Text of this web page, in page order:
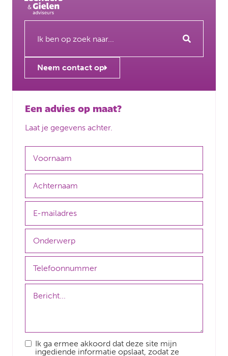
Neem contact op
Een advies op maat?
Laat je gegevens achter.
Ik ga ermee akkoord dat deze site mijn
ingediende informatie opslaat, zodat ze